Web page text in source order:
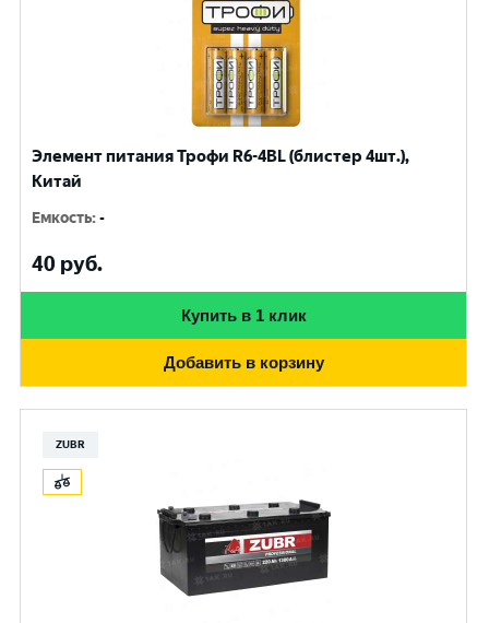
Элемент питания Трофи R6-4BL (блистер 4шт.),
Китай
Емкость:-
40 руб.
Купить в 1 клик
Добавить в корзину
ZUBR